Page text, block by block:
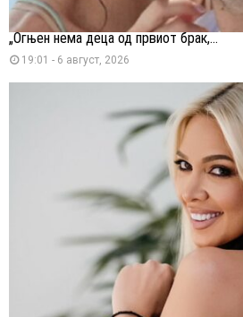
„Огњен нема деца од првиот брак,...
19:01 - 6 август, 2026